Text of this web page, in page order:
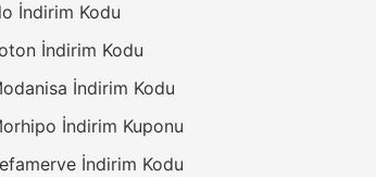
İndirim Kodu
İndirim Kodu
İndirim Kodu
İndirim Kuponu
İndirim Kodu